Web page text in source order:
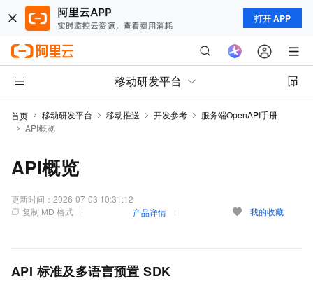
打开 APP
移动研发平台
首页 移动研发平台 移动推送 开发参考
服务端OpenAPI手册
API概览
API概览
更新时间： 2026-07-03 10:31:12
复制 MD 格式
产品详情 我的收藏
API 标准及多语言预置 SDK